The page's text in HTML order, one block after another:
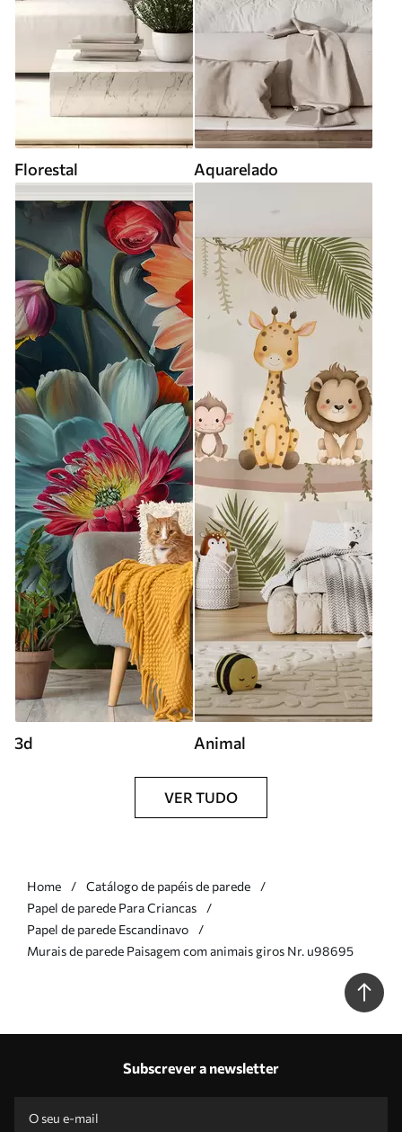
Florestal Aquarelado
3d Animal
VER TUDO
Home
Catálogo de papéis de parede
Papel de parede Para Criancas
Papel de parede Escandinavo
Murais de parede Paisagem com animais giros Nr. u98695
Subscrever a newsletter